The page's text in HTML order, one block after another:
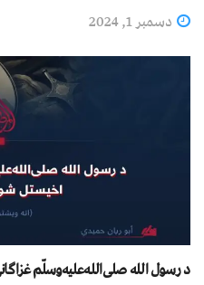
دسمبر 1, 2024
د رسول الله صلی‌الله‌علیه‌وسلّم